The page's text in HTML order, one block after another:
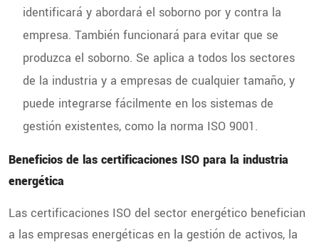
identificará y abordará el soborno por y contra la
empresa. También funcionará para evitar que se
produzca el soborno. Se aplica a todos los sectores
de la industria y a empresas de cualquier tamaño, y
puede integrarse fácilmente en los sistemas de
gestión existentes, como la norma ISO 9001.
Beneficios de las certificaciones ISO para la industria
energética
Las certificaciones ISO del sector energético benefician
a las empresas energéticas en la gestión de activos, la